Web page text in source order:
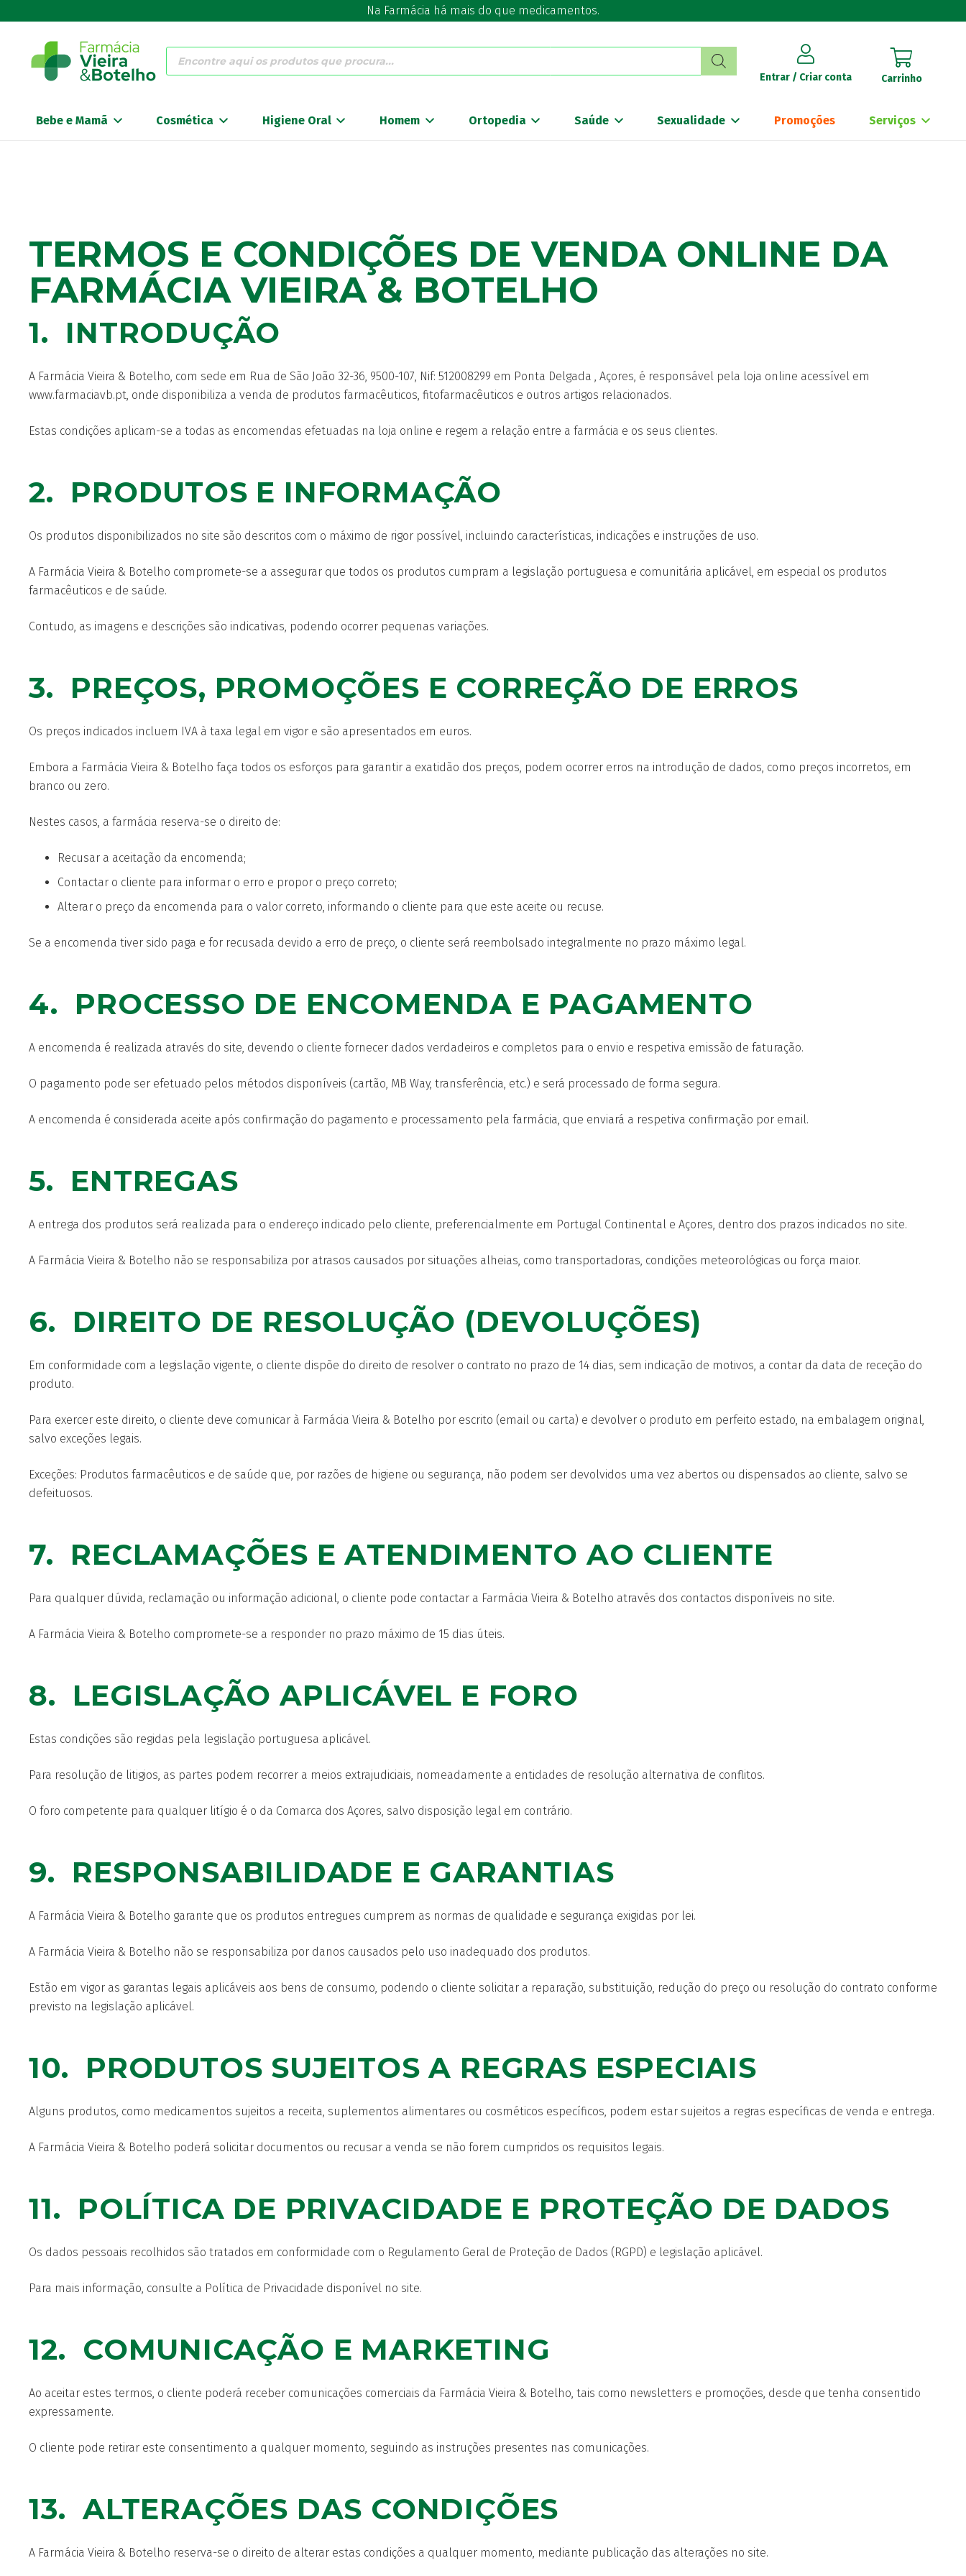
Na Farmácia há mais do que medicamentos.
Products
search
Entrar / Criar conta Carrinho
Bebe e Mamã Cosmética Higiene Oral Homem Ortopedia Saúde Sexualidade Promoções Serviços
TERMOS E CONDIÇÕES DE VENDA ONLINE DA
FARMÁCIA VIEIRA & BOTELHO
1. INTRODUÇÃO
A Farmácia Vieira & Botelho, com sede em Rua de São João 32-36, 9500-107, Nif: 512008299 em Ponta Delgada , Açores, é responsável pela loja online acessível em
www.farmaciavb.pt, onde disponibiliza a venda de produtos farmacêuticos, fitofarmacêuticos e outros artigos relacionados.
Estas condições aplicam-se a todas as encomendas efetuadas na loja online e regem a relação entre a farmácia e os seus clientes.
2. PRODUTOS E INFORMAÇÃO
Os produtos disponibilizados no site são descritos com o máximo de rigor possível, incluindo características, indicações e instruções de uso.
A Farmácia Vieira & Botelho compromete-se a assegurar que todos os produtos cumpram a legislação portuguesa e comunitária aplicável, em especial os produtos
farmacêuticos e de saúde.
Contudo, as imagens e descrições são indicativas, podendo ocorrer pequenas variações.
3. PREÇOS, PROMOÇÕES E CORREÇÃO DE ERROS
Os preços indicados incluem IVA à taxa legal em vigor e são apresentados em euros.
Embora a Farmácia Vieira & Botelho faça todos os esforços para garantir a exatidão dos preços, podem ocorrer erros na introdução de dados, como preços incorretos, em
branco ou zero.
Nestes casos, a farmácia reserva-se o direito de:
Recusar a aceitação da encomenda;
Contactar o cliente para informar o erro e propor o preço correto;
Alterar o preço da encomenda para o valor correto, informando o cliente para que este aceite ou recuse.
Se a encomenda tiver sido paga e for recusada devido a erro de preço, o cliente será reembolsado integralmente no prazo máximo legal.
4. PROCESSO DE ENCOMENDA E PAGAMENTO
A encomenda é realizada através do site, devendo o cliente fornecer dados verdadeiros e completos para o envio e respetiva emissão de faturação.
O pagamento pode ser efetuado pelos métodos disponíveis (cartão, MB Way, transferência, etc.) e será processado de forma segura.
A encomenda é considerada aceite após confirmação do pagamento e processamento pela farmácia, que enviará a respetiva confirmação por email.
5. ENTREGAS
A entrega dos produtos será realizada para o endereço indicado pelo cliente, preferencialmente em Portugal Continental e Açores, dentro dos prazos indicados no site.
A Farmácia Vieira & Botelho não se responsabiliza por atrasos causados por situações alheias, como transportadoras, condições meteorológicas ou força maior.
6. DIREITO DE RESOLUÇÃO (DEVOLUÇÕES)
Em conformidade com a legislação vigente, o cliente dispõe do direito de resolver o contrato no prazo de 14 dias, sem indicação de motivos, a contar da data de receção do
produto.
Para exercer este direito, o cliente deve comunicar à Farmácia Vieira & Botelho por escrito (email ou carta) e devolver o produto em perfeito estado, na embalagem original,
salvo exceções legais.
Exceções: Produtos farmacêuticos e de saúde que, por razões de higiene ou segurança, não podem ser devolvidos uma vez abertos ou dispensados ao cliente, salvo se
defeituosos.
7. RECLAMAÇÕES E ATENDIMENTO AO CLIENTE
Para qualquer dúvida, reclamação ou informação adicional, o cliente pode contactar a Farmácia Vieira & Botelho através dos contactos disponíveis no site.
A Farmácia Vieira & Botelho compromete-se a responder no prazo máximo de 15 dias úteis.
8. LEGISLAÇÃO APLICÁVEL E FORO
Estas condições são regidas pela legislação portuguesa aplicável.
Para resolução de litigios, as partes podem recorrer a meios extrajudiciais, nomeadamente a entidades de resolução alternativa de conflitos.
O foro competente para qualquer litígio é o da Comarca dos Açores, salvo disposição legal em contrário.
9. RESPONSABILIDADE E GARANTIAS
A Farmácia Vieira & Botelho garante que os produtos entregues cumprem as normas de qualidade e segurança exigidas por lei.
A Farmácia Vieira & Botelho não se responsabiliza por danos causados pelo uso inadequado dos produtos.
Estão em vigor as garantas legais aplicáveis aos bens de consumo, podendo o cliente solicitar a reparação, substituição, redução do preço ou resolução do contrato conforme
previsto na legislação aplicável.
10. PRODUTOS SUJEITOS A REGRAS ESPECIAIS
Alguns produtos, como medicamentos sujeitos a receita, suplementos alimentares ou cosméticos específicos, podem estar sujeitos a regras específicas de venda e entrega.
A Farmácia Vieira & Botelho poderá solicitar documentos ou recusar a venda se não forem cumpridos os requisitos legais.
11. POLÍTICA DE PRIVACIDADE E PROTEÇÃO DE DADOS
Os dados pessoais recolhidos são tratados em conformidade com o Regulamento Geral de Proteção de Dados (RGPD) e legislação aplicável.
Para mais informação, consulte a Política de Privacidade disponível no site.
12. COMUNICAÇÃO E MARKETING
Ao aceitar estes termos, o cliente poderá receber comunicações comerciais da Farmácia Vieira & Botelho, tais como newsletters e promoções, desde que tenha consentido
expressamente.
O cliente pode retirar este consentimento a qualquer momento, seguindo as instruções presentes nas comunicações.
13. ALTERAÇÕES DAS CONDIÇÕES
A Farmácia Vieira & Botelho reserva-se o direito de alterar estas condições a qualquer momento, mediante publicação das alterações no site.